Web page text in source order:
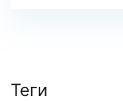
Теги